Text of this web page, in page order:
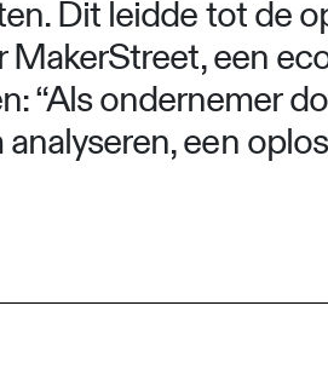
Dit leidde tot de
een
“Als ondernemer
een